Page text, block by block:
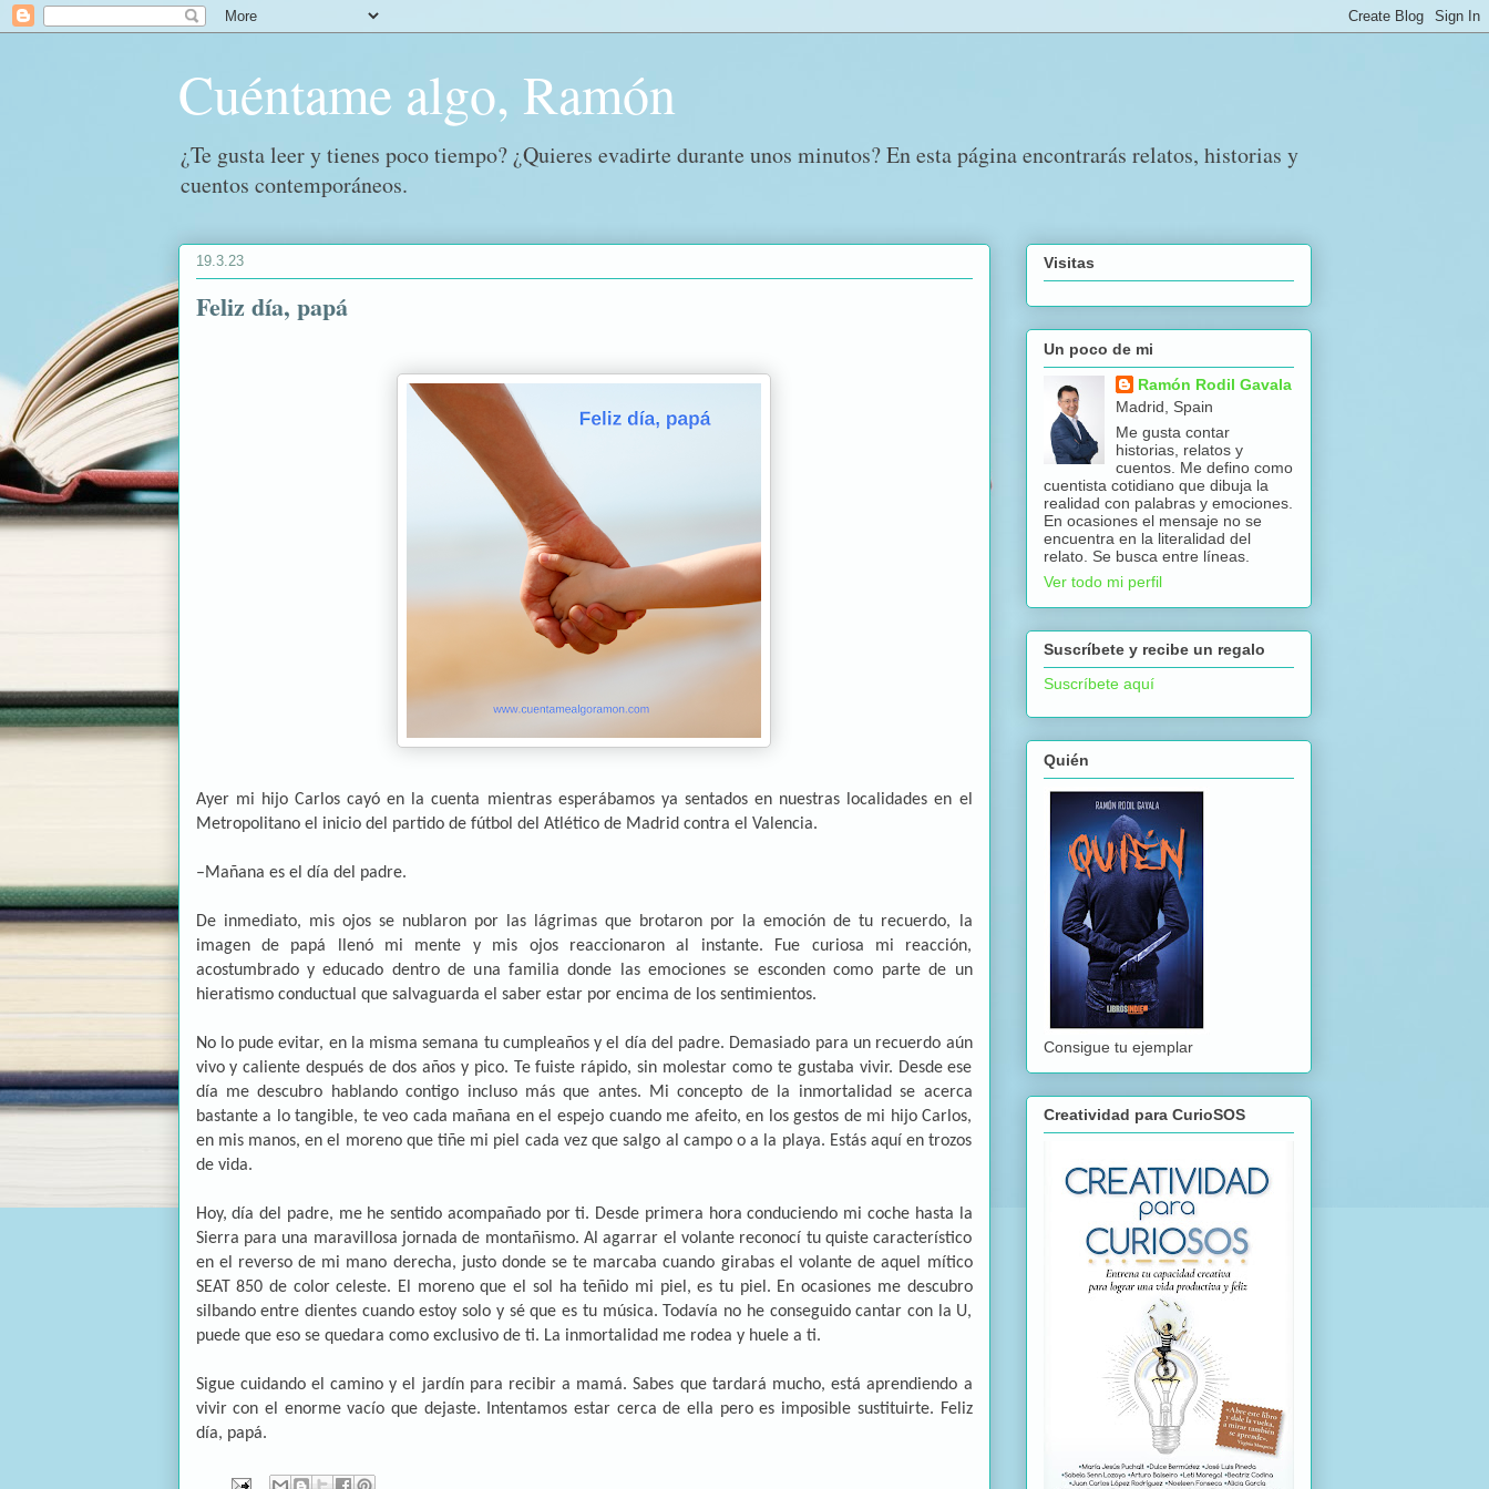
Cuéntame algo, Ramón
¿Te gusta leer y tienes poco tiempo? ¿Quieres evadirte durante unos minutos? En esta página encontrarás relatos, historias y
cuentos contemporáneos.
19.3.23
Feliz día, papá
Ayer mi hijo Carlos cayó en la cuenta mientras esperábamos ya sentados en nuestras localidades en el
Metropolitano el inicio del partido de fútbol del Atlético de Madrid contra el Valencia.
–Mañana es el día del padre.
De inmediato, mis ojos se nublaron por las lágrimas que brotaron por la emoción de tu recuerdo, la
imagen de papá llenó mi mente y mis ojos reaccionaron al instante. Fue curiosa mi reacción,
acostumbrado y educado dentro de una familia donde las emociones se esconden como parte de un
hieratismo conductual que salvaguarda el saber estar por encima de los sentimientos.
No lo pude evitar, en la misma semana tu cumpleaños y el día del padre. Demasiado para un recuerdo aún
vivo y caliente después de dos años y pico. Te fuiste rápido, sin molestar como te gustaba vivir. Desde ese
día me descubro hablando contigo incluso más que antes. Mi concepto de la inmortalidad se acerca
bastante a lo tangible, te veo cada mañana en el espejo cuando me afeito, en los gestos de mi hijo Carlos,
en mis manos, en el moreno que tiñe mi piel cada vez que salgo al campo o a la playa. Estás aquí en trozos
de vida.
Hoy, día del padre, me he sentido acompañado por ti. Desde primera hora conduciendo mi coche hasta la
Sierra para una maravillosa jornada de montañismo. Al agarrar el volante reconocí tu quiste característico
en el reverso de mi mano derecha, justo donde se te marcaba cuando girabas el volante de aquel mítico
SEAT 850 de color celeste. El moreno que el sol ha teñido mi piel, es tu piel. En ocasiones me descubro
silbando entre dientes cuando estoy solo y sé que es tu música. Todavía no he conseguido cantar con la U,
puede que eso se quedara como exclusivo de ti. La inmortalidad me rodea y huele a ti.
Sigue cuidando el camino y el jardín para recibir a mamá. Sabes que tardará mucho, está aprendiendo a
vivir con el enorme vacío que dejaste. Intentamos estar cerca de ella pero es imposible sustituirte. Feliz
día, papá.
Visitas
Un poco de mi
Ramón Rodil Gavala
Madrid, Spain
Me gusta contar
historias, relatos y
cuentos. Me defino como
cuentista cotidiano que dibuja la
realidad con palabras y emociones.
En ocasiones el mensaje no se
encuentra en la literalidad del
relato. Se busca entre líneas.
Ver todo mi perfil
Suscríbete y recibe un regalo
Suscríbete aquí
Quién
Consigue tu ejemplar
Creatividad para CurioSOS